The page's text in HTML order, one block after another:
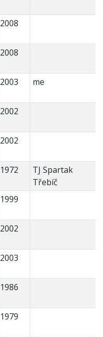
2008
2008
2003 me
2002
2002
1972
TJ Spartak
Třebíč
1999
2002
2003
1986
1979